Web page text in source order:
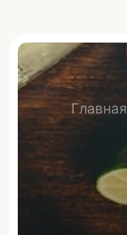
Главная